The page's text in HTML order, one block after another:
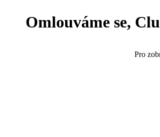
Omlouváme se,
Pro